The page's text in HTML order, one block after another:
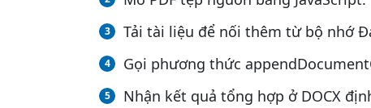
Tải tài liệu để nối thêm từ bộ nhớ
Gọi phương thức
Nhận kết quả tổng hợp ở DOCX